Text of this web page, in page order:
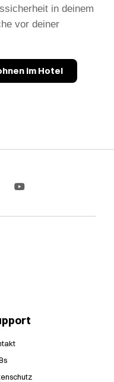
in deinem
vor deiner
im Hotel